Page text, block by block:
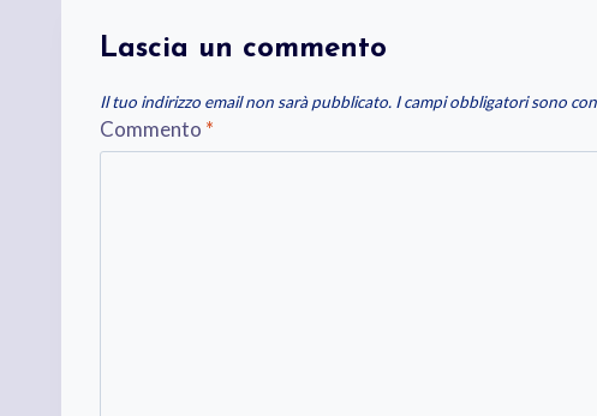
Lascia un commento
Il tuo indirizzo email non sarà pubblicato. I campi obbligatori sono
Commento *